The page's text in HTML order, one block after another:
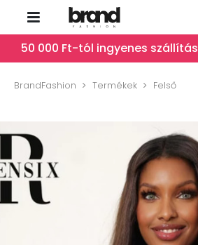
50 000 Ft-tól ingyenes szállítás
BrandFashion Termékek Felső